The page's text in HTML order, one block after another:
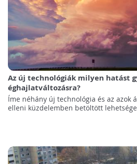
Az új technológiák milyen hatást
éghajlatváltozásra?
Íme néhány új technológia és az azok
elleni küzdelemben betöltött